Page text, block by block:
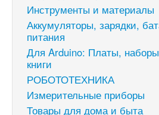
Инструменты и материалы
Аккумуляторы, зарядки,
питания
Для Arduino: Платы,
книги
РОБОТОТЕХНИКА
Измерительные приборы
Товары для дома и быта